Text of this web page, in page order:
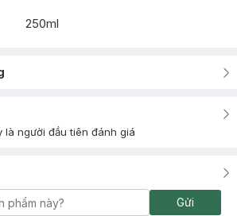
250ml
là người đầu tiên đánh giá
Gửi